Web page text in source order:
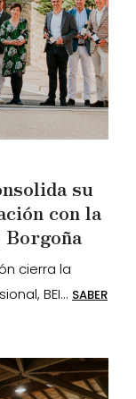
su
con la
cierra la
BEI... SABER